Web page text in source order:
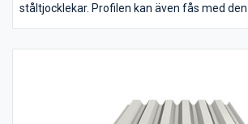
ståltjocklekar. Profilen kan även fås med